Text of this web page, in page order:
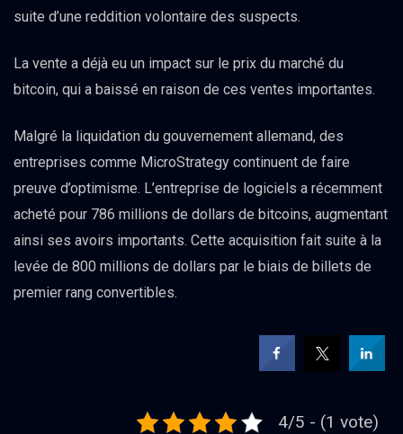
suite d’une reddition volontaire des suspects.
La vente a déjà eu un impact sur le prix du marché du
bitcoin, qui a baissé en raison de ces ventes importantes.
Malgré la liquidation du gouvernement allemand, des
entreprises comme MicroStrategy continuent de faire
preuve d’optimisme. L’entreprise de logiciels a récemment
acheté pour 786 millions de dollars de bitcoins, augmentant
ainsi ses avoirs importants. Cette acquisition fait suite à la
levée de 800 millions de dollars par le biais de billets de
premier rang convertibles.
4/5 - (1 vote)